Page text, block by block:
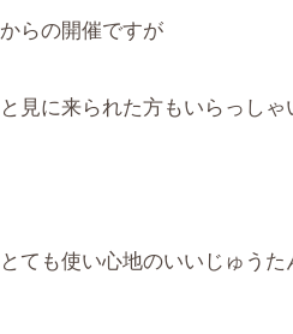
らの開催ですが
見に来られた方もいらっしゃ
ても使い心地のいいじゅうた